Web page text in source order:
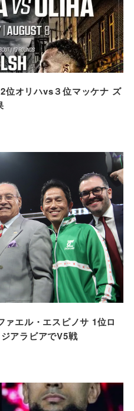
位オリハvs３位マッケナ ズ
エル・エスピノサ 1位ロ
アラビアでV5戦